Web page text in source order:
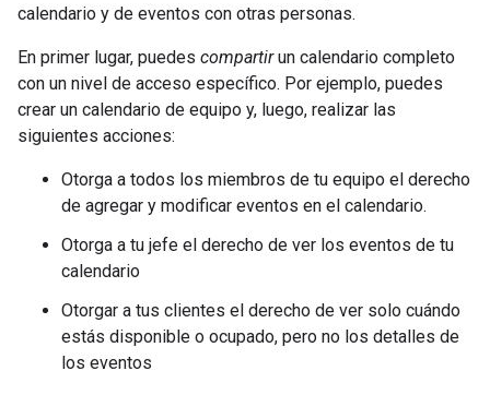
calendario y de eventos con otras personas.
En primer lugar, puedes compartirun calendario completo
con un nivel de acceso específico. Por ejemplo, puedes
crear un calendario de equipo y, luego, realizar las
siguientes acciones:
Otorga a todos los miembros de tu equipo el derecho
de agregar y modificar eventos en el calendario.
Otorga a tu jefe el derecho de ver los eventos de tu
calendario
Otorgar a tus clientes el derecho de ver solo cuándo
estás disponible o ocupado, pero no los detalles de
los eventos